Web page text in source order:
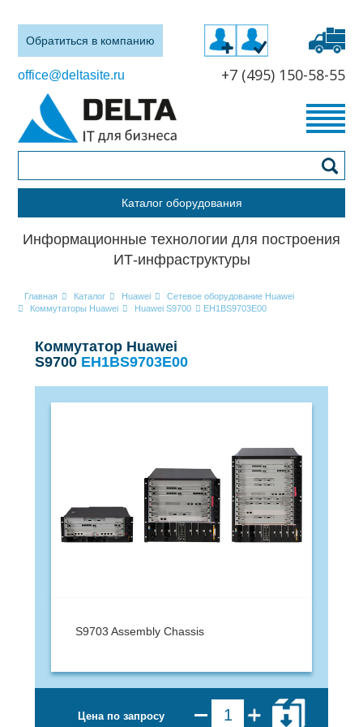
Обратиться в компанию
office@deltasite.ru +7 (495) 150-58-55
Каталог оборудования
Информационные технологии для построения
ИТ-инфраструктуры
Главная Каталог Huawei
Сетевое оборудование Huawei
Коммутаторы Huawei
Huawei S9700 EH1BS9703E00
Коммутатор Huawei
S9700 EH1BS9703E00
S9703 Assembly Chassis
Цена по запросу